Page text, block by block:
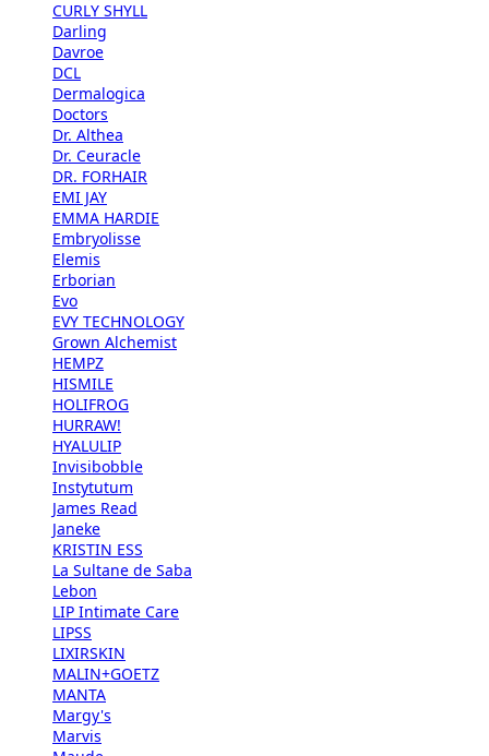
CURLY SHYLL
Darling
Davroe
DCL
Dermalogica
Doctors
Dr. Althea
Dr. Ceuracle
DR. FORHAIR
EMI JAY
EMMA HARDIE
Embryolisse
Elemis
Erborian
Evo
EVY TECHNOLOGY
Grown Alchemist
HEMPZ
HISMILE
HOLIFROG
HURRAW!
HYALULIP
Invisibobble
Instytutum
James Read
Janeke
KRISTIN ESS
La Sultane de Saba
Lebon
LIP Intimate Care
LIPSS
LIXIRSKIN
MALIN+GOETZ
MANTA
Margy's
Marvis